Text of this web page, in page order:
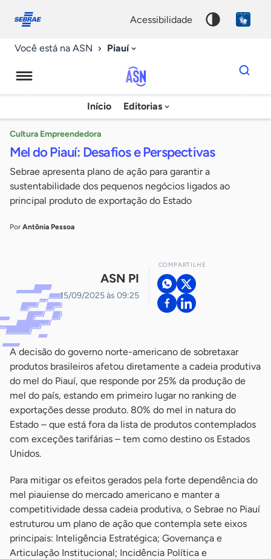
conosco
acessibilidade
Você está na ASN Piauí
Agência
Sebrae
Notícias
Início Editorias
Dados
para
chave
Cultura Empreendedora
Mel do Piauí: Desafios e Perspectivas
Sebrae apresenta plano de ação para garantir a
sustentabilidade dos pequenos negócios ligados ao
principal produto de exportação do Estado
Por Antônia Pessoa
ASN PI
15/09/2025 às 09:25
COMPARTILHE
A decisão do governo norte-americano de sobretaxar
produtos brasileiros afetou diretamente a cadeia produtiva
do mel do Piauí, que responde por 25% da produção de
mel do país, estando em primeiro lugar no ranking de
exportações desse produto. 80% do mel in natura do
Estado – que está fora da lista de produtos contemplados
com exceções tarifárias – tem como destino os Estados
Unidos.
Para mitigar os efeitos gerados pela forte dependência do
mel piauiense do mercado americano e manter a
competitividade dessa cadeia produtiva, o Sebrae no Piauí
estruturou um plano de ação que contempla sete eixos
principais: Inteligência Estratégica; Governança e
Articulação Institucional; Incidência Política e